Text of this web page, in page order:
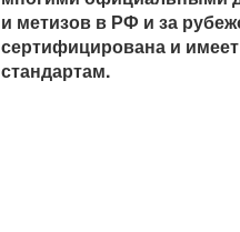
и метизов в РФ и за
сертифицирована и
стандартам.